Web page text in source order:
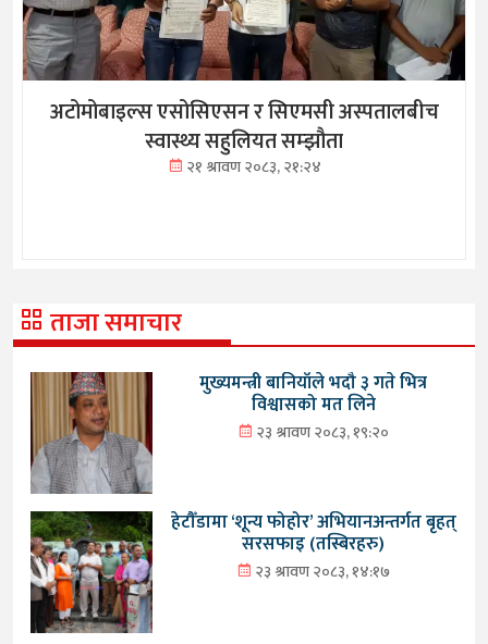
अटोमोबाइल्स एसोसिएसन र सिएमसी अस्पतालबीच
स्वास्थ्य सहुलियत सम्झौता
२१ श्रावण २०८३, २१:२४
ताजा समाचार
मुख्यमन्त्री बानियाँले भदौ ३ गते भित्र
विश्वासको मत लिने
२३ श्रावण २०८३, १९:२०
हेटौँडामा ‘शून्य फोहोर’ अभियानअन्तर्गत बृहत्
सरसफाइ (तस्बिरहरु)
२३ श्रावण २०८३, १४:१७